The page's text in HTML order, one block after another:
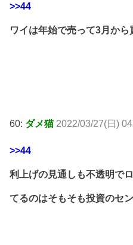
>>44
ワイは年始で売って3月から
60: ダメ猫 2022/03/27(日)
>>44
利上げの見通しも不透明で
てるのはそもそも投資のセ